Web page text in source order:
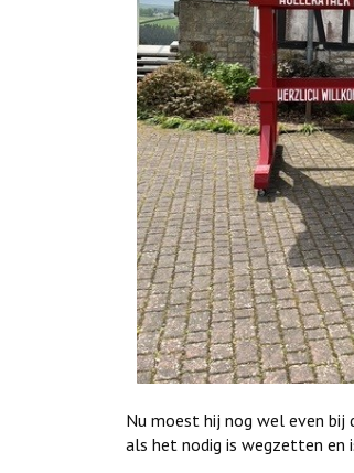
Nu moest hij nog wel even bij
als het nodig is wegzetten en